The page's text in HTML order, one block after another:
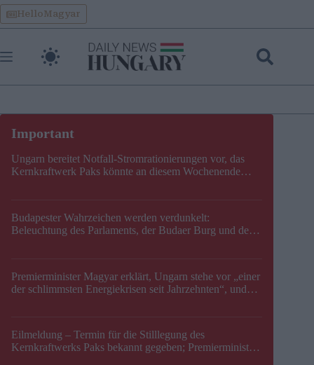
Skip
to
content
HelloMagyar
Ungarn bereitet Notfall-Stromrationierungen vor, das
Kernkraftwerk Paks könnte an diesem Wochenende
Budapester Wahrzeichen werden verdunkelt:
Beleuchtung des Parlaments, der Budaer Burg und der
Premierminister Magyar erklärt, Ungarn stehe vor „einer
der schlimmsten Energiekrisen seit Jahrzehnten“, und
Eilmeldung – Termin für die Stilllegung des
Kernkraftwerks Paks bekannt gegeben; Premierminister